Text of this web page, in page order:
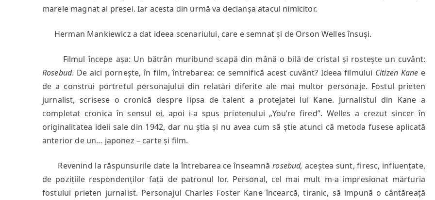
marele magnat al presei. Iar acesta din urmă va declanșa atacul nimicitor.
Herman Mankiewicz a dat ideea scenariului, care e semnat și de Orson Welles însuși.
Filmul începe așa: Un bătrân muribund scapă din mână o bilă de cristal și rostește un cuvânt:
Rosebud. De aici pornește, în film, întrebarea: ce semnifică acest cuvânt? Ideea filmului Citizen Kane e
de a construi portretul personajului din relatări diferite ale mai multor personaje. Fostul prieten
jurnalist, scrisese o cronică despre lipsa de talent a protejatei lui Kane. Jurnalistul din Kane a
completat cronica în sensul ei, apoi i-a spus prietenului „You’re fired”. Welles a crezut sincer în
originalitatea ideii sale din 1942, dar nu știa și nu avea cum să știe atunci că metoda fusese aplicată
anterior de un… japonez – carte și film.
Revenind la răspunsurile date la întrebarea ce înseamnărosebud,aceștea sunt, firesc, influențate,
de pozițiile respondenților față de patronul lor. Personal, cel mai mult m-a impresionat mărturia
fostului prieten jurnalist. Personajul Charles Foster Kane încearcă, tiranic, să impună o cântăreață